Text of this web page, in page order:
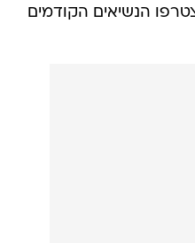
הנשיאים הקודמים